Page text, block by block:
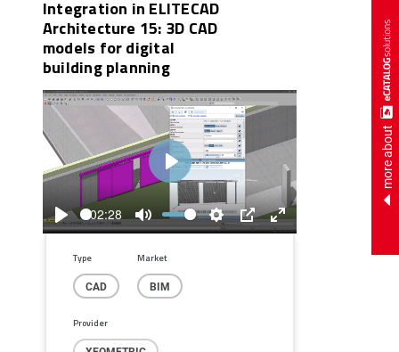
more about
Integration in ELITECAD
Architecture 15: 3D CAD
models for digital
building planning
Play
02:28
Mute
Settings
PIP
Enter
Play
Type
CAD
Market
BIM
Provider